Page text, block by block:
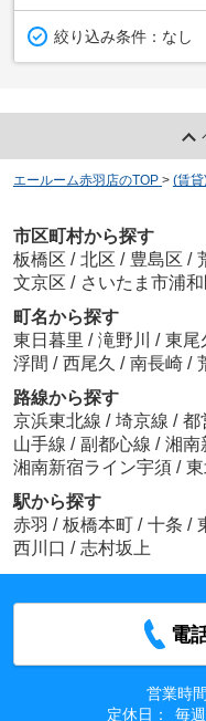
絞り込み条件： なし
エールーム赤羽店のTOP > (賃
市区町村から探す
板橋区 / 北区 / 豊島区 /
文京区 / さいたま市浦
町名から探す
東日暮里 / 滝野川 / 東尾
浮間 / 西尾久 / 南長崎 /
路線から探す
京浜東北線 / 埼京線 / 都
山手線 / 副都心線 / 湘南
湘南新宿ライン宇須 /
駅から探す
赤羽 / 板橋本町 / 十条 /
西川口 / 志村坂上
電
営業時間
定休日：
毎